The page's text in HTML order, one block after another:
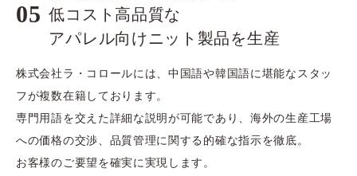
05 ​​​​​​​低コスト高品質な
アパレル向け​​​​​​​ニット製品を生産
株式会社ラ・コロールには、中国語や韓国語に堪能なスタッ
フが複数在籍しております。
専門用語を交えた詳細な説明が可能であり、海外の生産工場
への価格の交渉、品質管理に関する的確な指示を徹底。
お客様のご要望を確実に実現します。